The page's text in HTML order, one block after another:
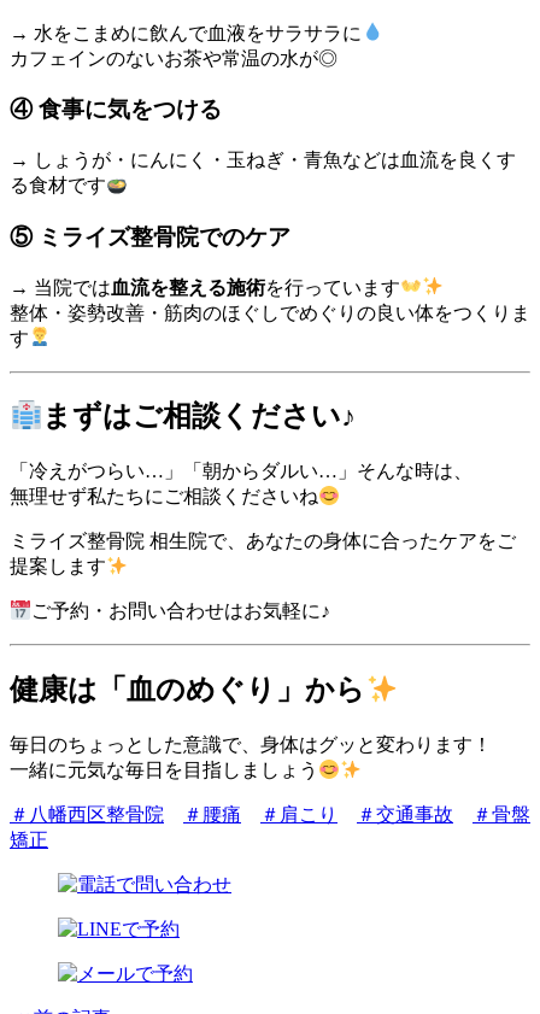
→ 水をこまめに飲んで血液をサラサラに
カフェインのないお茶や常温の水が◎
④ 食事に気をつける
→ しょうが・にんにく・玉ねぎ・青魚などは血流を良くす
る食材です
⑤ ミライズ整骨院でのケア
→ 当院では血流を整える施術を行っています
整体・姿勢改善・筋肉のほぐしでめぐりの良い体をつくりま
す
まずはご相談ください♪
「冷えがつらい…」「朝からダルい…」そんな時は、
無理せず私たちにご相談くださいね
ミライズ整骨院 相生院で、あなたの身体に合ったケアをご
提案します
ご予約・お問い合わせはお気軽に♪
健康は「血のめぐり」から
毎日のちょっとした意識で、身体はグッと変わります！
一緒に元気な毎日を目指しましょう
＃八幡西区整骨院 ＃腰痛 ＃肩こり ＃交通事故
＃骨盤
矯正